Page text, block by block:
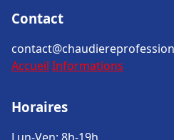
Contact
Accueil Informations
Horaires